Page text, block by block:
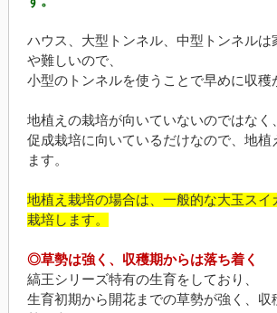
ハウス、大型トンネル、中型トンネルは
や難しいので、
小型のトンネルを使うことで早めに収穫
地植えの栽培が向いていないのではなく、
促成栽培に向いているだけなので、地植
ます。
地植え栽培の場合は、一般的な大玉スイ
栽培します。
◎草勢は強く、収穫期からは落ち着く
縞王シリーズ特有の生育をしており、
生育初期から開花までの草勢が強く、収